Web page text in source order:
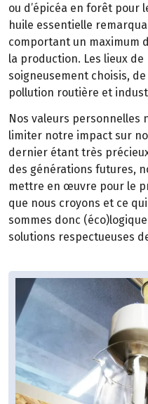
ou d’épicéa en forêt pour
huile essentielle
comportant un maximum
la production. Les lieux
soigneusement choisis,
pollution routière et
Nos valeurs personnelles
limiter notre impact sur
dernier étant très
des générations futures,
mettre en œuvre pour le
que nous croyons et ce
sommes donc
solutions respectueuses